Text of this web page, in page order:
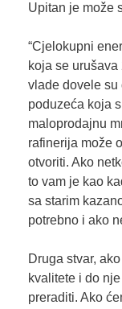
Upitan je može
“Cjelokupni
koja se
vlade dovele su
poduzeća koja
maloprodajnu
rafinerija može
otvoriti. Ako
to vam je kao
sa starim
potrebno i ako
Druga stvar,
kvalitete i do
preraditi. Ako